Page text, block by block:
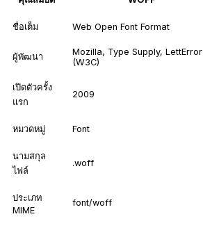
ชื่อเต็ม Web Open Font Format
ผู้พัฒนา
Mozilla, Type Supply, LettError
(W3C)
เปิดตัวครั้ง
แรก
2009
หมวดหมู่ Font
นามสกุล
ไฟล์
.woff
ประเภท
MIME
font/woff